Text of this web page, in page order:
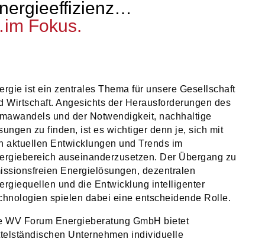
Fokus.
ist ein zentrales Thema für unsere Gesellschaft
Wirtschaft. Angesichts der Herausforderungen des
und der Notwendigkeit, nachhaltige
zu finden, ist es wichtiger denn je, sich mit
aktuellen Entwicklungen und Trends im
auseinanderzusetzen. Der Übergang zu
Energielösungen, dezentralen
und die Entwicklung intelligenter
spielen dabei eine entscheidende Rolle.
WV Forum Energieberatung GmbH bietet
Unternehmen individuelle